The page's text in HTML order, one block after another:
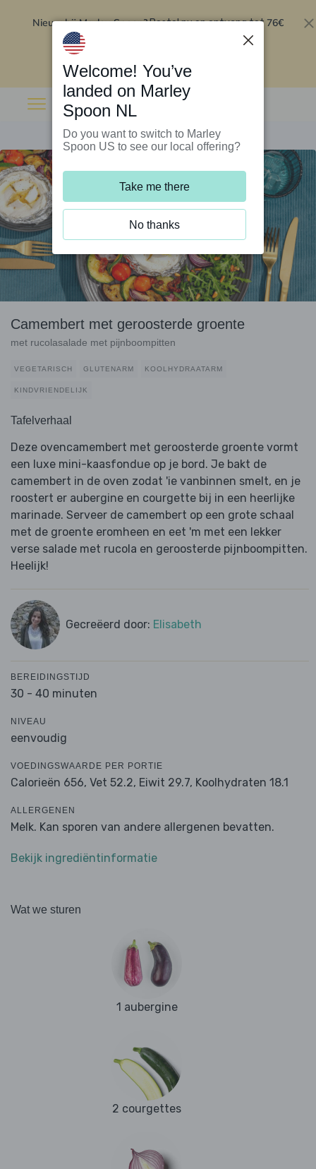
Nieuw bij Marley Spoon?Bestel nu en ontvang tot 76€
Camembert met geroosterde groente
met rucolasalade met pijnboompitten
VEGETARISCH GLUTENARM KOOLHYDRAATARM
KINDVRIENDELIJK
Tafelverhaal
Deze ovencamembert met geroosterde groente vormt
een luxe mini-kaasfondue op je bord. Je bakt de
camembert in de oven zodat 'ie vanbinnen smelt, en je
roostert er aubergine en courgette bij in een heerlijke
marinade. Serveer de camembert op een grote schaal
met de groente eromheen en eet 'm met een lekker
verse salade met rucola en geroosterde pijnboompitten.
Heelijk!
Gecreëerd door: Elisabeth
BEREIDINGSTIJD
30 - 40 minuten
NIVEAU
eenvoudig
VOEDINGSWAARDE PER PORTIE
Calorieën 656, Vet 52.2, Eiwit 29.7, Koolhydraten 18.1
ALLERGENEN
Melk. Kan sporen van andere allergenen bevatten.
Bekijk ingrediëntinformatie
Wat we sturen
1 aubergine
2 courgettes
Welcome! You’ve
landed on Marley
Spoon NL
Do you want to switch to Marley
Spoon US to see our local offering?
Take me there
No thanks